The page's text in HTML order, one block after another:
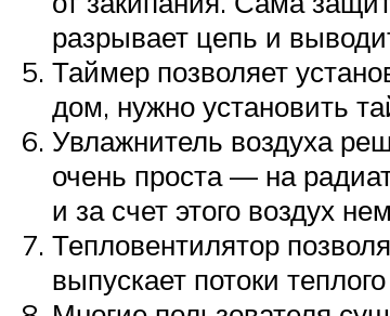
разрывает цепь и
Таймер позволяет
дом, нужно установить
Увлажнитель воздуха
очень проста — на
и за счет этого воздух
Тепловентилятор
выпускает потоки